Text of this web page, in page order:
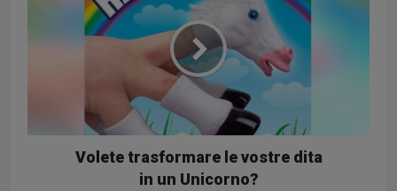
Volete trasformare le vostre dita
in un Unicorno?